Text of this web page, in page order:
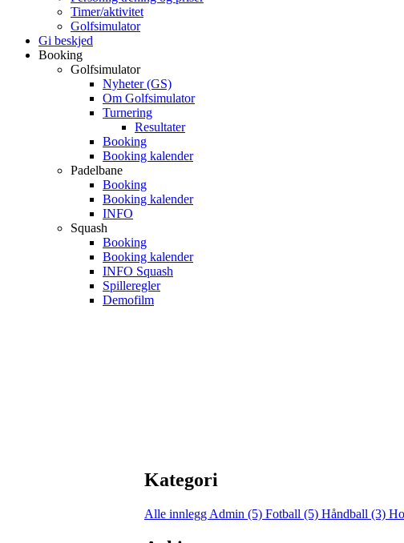
Timer/aktivitet
Golfsimulator
Gi beskjed
Booking
Golfsimulator
Nyheter (GS)
Om Golfsimulator
Turnering
Resultater
Booking
Booking kalender
Padelbane
Booking
Booking kalender
INFO
Squash
Booking
Booking kalender
INFO Squash
Spilleregler
Demofilm
Kategori
Alle innlegg Admin (5) Fotball (5) Håndball (3)